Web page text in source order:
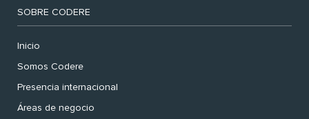
SOBRE CODERE
Inicio
Somos Codere
Presencia internacional
Áreas de negocio